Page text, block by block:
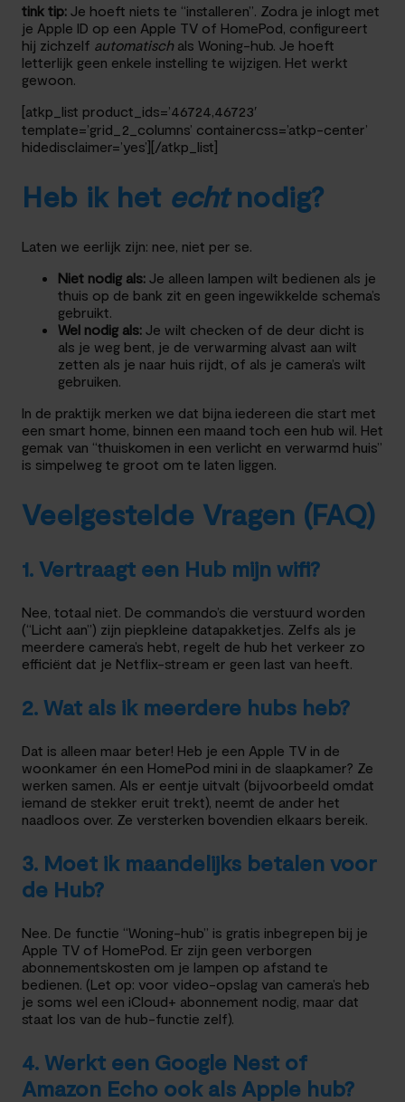
tink tip: Je hoeft niets te “installeren”. Zodra je inlogt met
je Apple ID op een Apple TV of HomePod, configureert
hij zichzelf automatischals Woning-hub. Je hoeft
letterlijk geen enkele instelling te wijzigen. Het werkt
gewoon.
[atkp_list product_ids=’46724,46723′
template=’grid_2_columns’ containercss=’atkp-center’
hidedisclaimer=’yes’][/atkp_list]
Heb ik het echtnodig?
Laten we eerlijk zijn: nee, niet per se.
Niet nodig als: Je alleen lampen wilt bedienen als je
thuis op de bank zit en geen ingewikkelde schema’s
gebruikt.
Wel nodig als: Je wilt checken of de deur dicht is
als je weg bent, je de verwarming alvast aan wilt
zetten als je naar huis rijdt, of als je camera’s wilt
gebruiken.
In de praktijk merken we dat bijna iedereen die start met
een smart home, binnen een maand toch een hub wil. Het
gemak van “thuiskomen in een verlicht en verwarmd huis”
is simpelweg te groot om te laten liggen.
Veelgestelde Vragen (FAQ)
1. Vertraagt een Hub mijn wifi?
Nee, totaal niet. De commando’s die verstuurd worden
(“Licht aan”) zijn piepkleine datapakketjes. Zelfs als je
meerdere camera’s hebt, regelt de hub het verkeer zo
efficiënt dat je Netflix-stream er geen last van heeft.
2. Wat als ik meerdere hubs heb?
Dat is alleen maar beter! Heb je een Apple TV in de
woonkamer én een HomePod mini in de slaapkamer? Ze
werken samen. Als er eentje uitvalt (bijvoorbeeld omdat
iemand de stekker eruit trekt), neemt de ander het
naadloos over. Ze versterken bovendien elkaars bereik.
3. Moet ik maandelijks betalen voor
de Hub?
Nee. De functie “Woning-hub” is gratis inbegrepen bij je
Apple TV of HomePod. Er zijn geen verborgen
abonnementskosten om je lampen op afstand te
bedienen. (Let op: voor video-opslag van camera’s heb
je soms wel een iCloud+ abonnement nodig, maar dat
staat los van de hub-functie zelf).
4. Werkt een Google Nest of
Amazon Echo ook als Apple hub?